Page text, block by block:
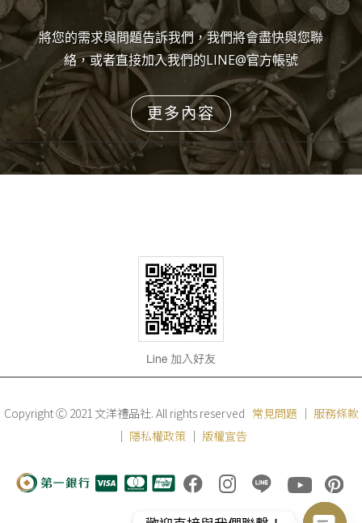
將您的需求與問題告訴我們，我們將會盡快與您聯
絡，或者直接加入我們的LINE@官方帳號
更多內容
Copyright Ⓒ 2021 文洋禮品社. All rights reserved 常見問題 ｜ 服務條款
｜ 隱私權政策｜ 版權宣告